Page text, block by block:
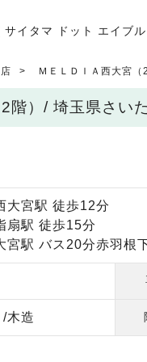
サイタマ ドット エイブ
ＭＥＬＤＩＡ西大宮（2
階）/ 埼玉県さい
大宮駅 徒歩12分
扇駅 徒歩15分
宮駅 バス20分赤羽根
木造